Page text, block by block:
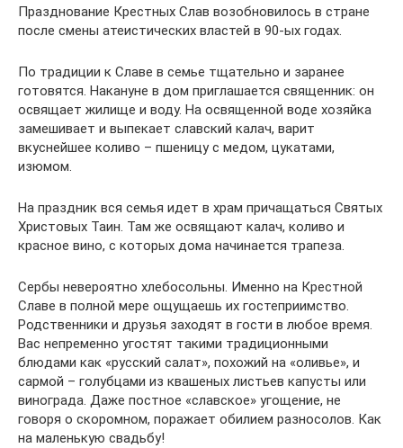
Празднование Крестных Слав возобновилось в стране
после смены атеистических властей в 90-ых годах.
По традиции к Славе в семье тщательно и заранее
готовятся. Накануне в дом приглашается священник: он
освящает жилище и воду. На освященной воде хозяйка
замешивает и выпекает славский калач, варит
вкуснейшее коливо – пшеницу с медом, цукатами,
изюмом.
На праздник вся семья идет в храм причащаться Святых
Христовых Таин. Там же освящают калач, коливо и
красное вино, с которых дома начинается трапеза.
Сербы невероятно хлебосольны. Именно на Крестной
Славе в полной мере ощущаешь их гостеприимство.
Родственники и друзья заходят в гости в любое время.
Вас непременно угостят такими традиционными
блюдами как «русский салат», похожий на «оливье», и
сармой – голубцами из квашеных листьев капусты или
винограда. Даже постное «славское» угощение, не
говоря о скоромном, поражает обилием разносолов. Как
на маленькую свадьбу!